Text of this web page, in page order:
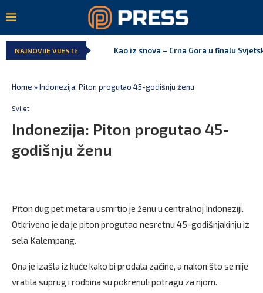
NAJNOVIJE VIJESTI: Kao iz snova – Crna Gora u finalu
Home »Indonezija: Piton progutao 45-godišnju ženu
Svijet
Indonezija: Piton progutao 45-
godišnju ženu
Piton dug pet metara usmrtio je ženu u centralnoj Indoneziji.
Otkriveno je da je piton progutao nesretnu 45-godišnjakinju iz
sela Kalempang.
Ona je izašla iz kuće kako bi prodala začine, a nakon što se nije
vratila suprug i rodbina su pokrenuli potragu za njom.